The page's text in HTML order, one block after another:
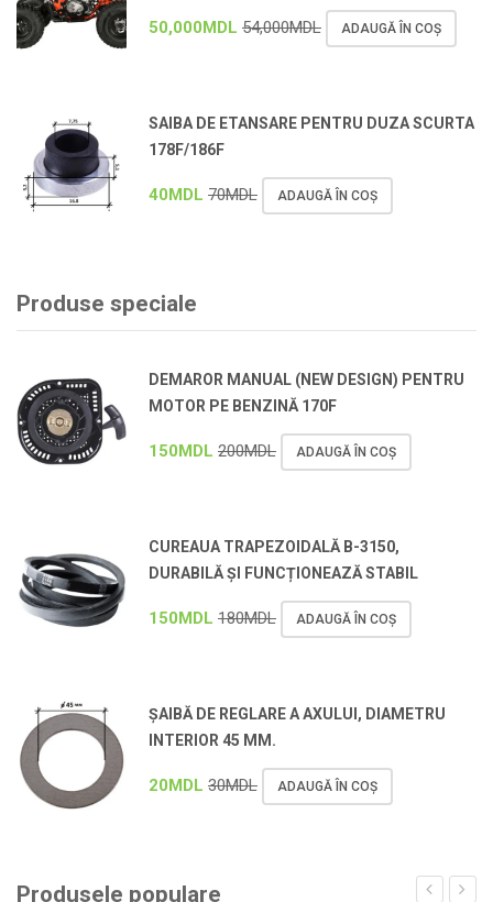
50,000MDL 54,000MDL ADAUGĂ ÎN COȘ
SAIBA DE ETANSARE PENTRU DUZA SCURTA
178F/186F
40MDL 70MDL ADAUGĂ ÎN COȘ
Produse speciale
DEMAROR MANUAL (NEW DESIGN) PENTRU
MOTOR PE BENZINĂ 170F
150MDL 200MDL ADAUGĂ ÎN COȘ
CUREAUA TRAPEZOIDALĂ B-3150,
DURABILĂ ȘI FUNCȚIONEAZĂ STABIL
150MDL 180MDL ADAUGĂ ÎN COȘ
ȘAIBĂ DE REGLARE A AXULUI, DIAMETRU
INTERIOR 45 MM.
20MDL 30MDL ADAUGĂ ÎN COȘ
Produsele populare